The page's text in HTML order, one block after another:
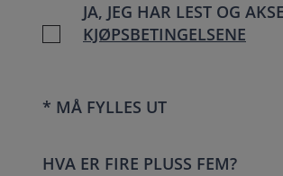
JA, JEG HAR LEST OG
KJØPSBETINGELSENE
* MÅ FYLLES UT
HVA ER FIRE PLUSS FEM?